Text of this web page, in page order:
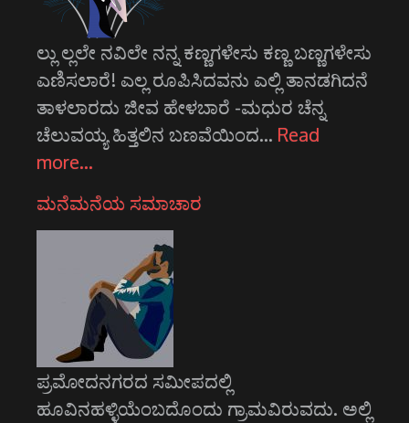
ಲ್ಲು ಲ್ಲಲೇ ನವಿಲೇ ನನ್ನ ಕಣ್ಣಗಳೇಸು ಕಣ್ಣ ಬಣ್ಣಗಳೇಸು
ಎಣಿಸಲಾರೆ! ಎಲ್ಲ ರೂಪಿಸಿದವನು ಎಲ್ಲಿ ತಾನಡಗಿದನೆ
ತಾಳಲಾರದು ಜೀವ ಹೇಳಬಾರೆ -ಮಧುರ ಚೆನ್ನ
ಚೆಲುವಯ್ಯ ಹಿತ್ತಲಿನ ಬಣವೆಯಿಂದ… Read
more…
ಮನೆಮನೆಯ ಸಮಾಚಾರ
ಪ್ರಮೋದನಗರದ ಸಮೀಪದಲ್ಲಿ
ಹೂವಿನಹಳ್ಳಿಯೆಂಬದೊಂದು ಗ್ರಾಮವಿರುವದು. ಅಲ್ಲಿ